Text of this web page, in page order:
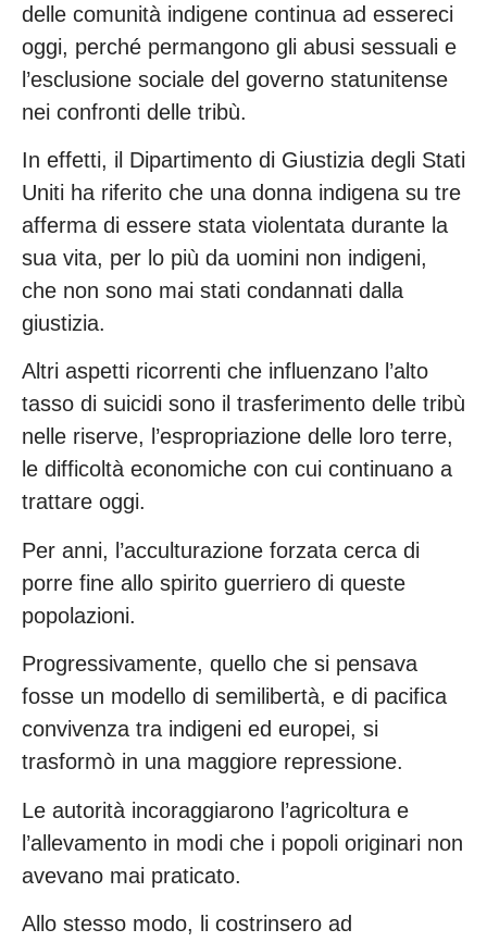
delle comunità indigene continua ad essereci
oggi, perché permangono gli abusi sessuali e
l’esclusione sociale del governo statunitense
nei confronti delle tribù.
In effetti, il Dipartimento di Giustizia degli Stati
Uniti ha riferito che una donna indigena su tre
afferma di essere stata violentata durante la
sua vita, per lo più da uomini non indigeni,
che non sono mai stati condannati dalla
giustizia.
Altri aspetti ricorrenti che influenzano l’alto
tasso di suicidi sono il trasferimento delle tribù
nelle riserve, l’espropriazione delle loro terre,
le difficoltà economiche con cui continuano a
trattare oggi.
Per anni, l’acculturazione forzata cerca di
porre fine allo spirito guerriero di queste
popolazioni.
Progressivamente, quello che si pensava
fosse un modello di semilibertà, e di pacifica
convivenza tra indigeni ed europei, si
trasformò in una maggiore repressione.
Le autorità incoraggiarono l’agricoltura e
l’allevamento in modi che i popoli originari non
avevano mai praticato.
Allo stesso modo, li costrinsero ad